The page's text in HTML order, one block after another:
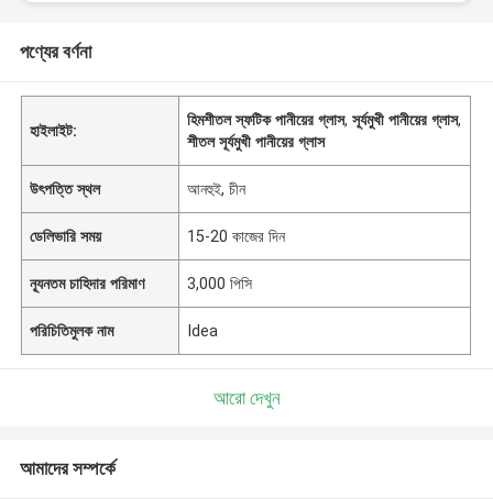
পণ্যের বর্ণনা
হাইলাইট:
হিমশীতল স্ফটিক পানীয়ের গ্লাস,সূর্যমুখী পানীয়ের গ্লাস,
শীতল সূর্যমুখী পানীয়ের গ্লাস
উৎপত্তি স্থল আনহুই, চীন
ডেলিভারি সময় 15-20 কাজের দিন
ন্যূনতম চাহিদার পরিমাণ 3,000 পিসি
পরিচিতিমুলক নাম Idea
আরো দেখুন
আমাদের সম্পর্কে